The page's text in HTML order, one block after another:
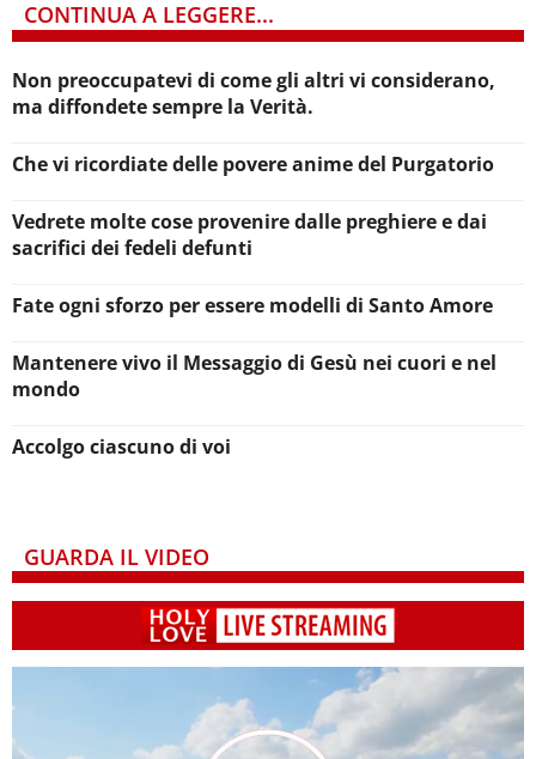
CONTINUA A LEGGERE...
Non preoccupatevi di come gli altri vi considerano,
ma diffondete sempre la Verità.
Che vi ricordiate delle povere anime del Purgatorio
Vedrete molte cose provenire dalle preghiere e dai
sacrifici dei fedeli defunti
Fate ogni sforzo per essere modelli di Santo Amore
Mantenere vivo il Messaggio di Gesù nei cuori e nel
mondo
Accolgo ciascuno di voi
GUARDA IL VIDEO